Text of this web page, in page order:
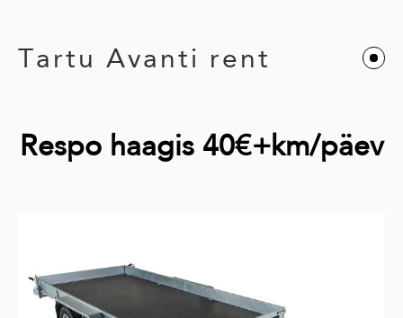
Tartu Avanti rent
Respo haagis 40€+km/päev